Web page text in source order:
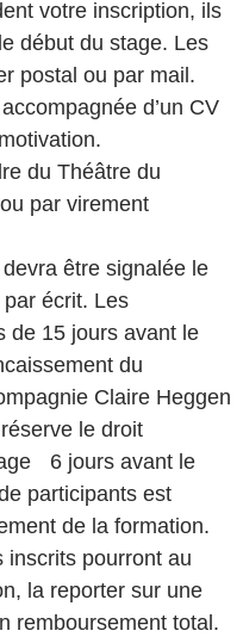
votre inscription, ils
début du stage. Les
postal ou par mail.
d’un CV
du Théâtre du
par virement
être signalée le
écrit. Les
de 15 jours avant le
du
Claire Heggen
le droit
6 jours avant le
participants est
de la formation.
inscrits pourront au
la reporter sur une
remboursement total.